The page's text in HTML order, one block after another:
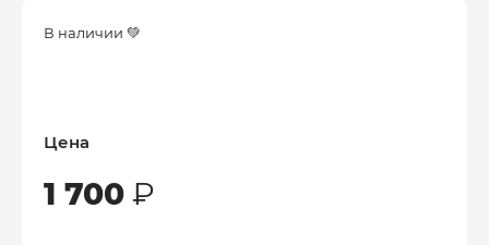
В наличии 💚
Цена
1 700 ₽